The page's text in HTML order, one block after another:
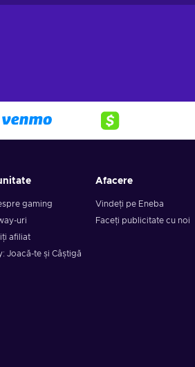
gaming
uri
afiliat
Joacă-te și Câștigă
Afacere
Vindeți pe Eneba
Faceți publicitate cu noi